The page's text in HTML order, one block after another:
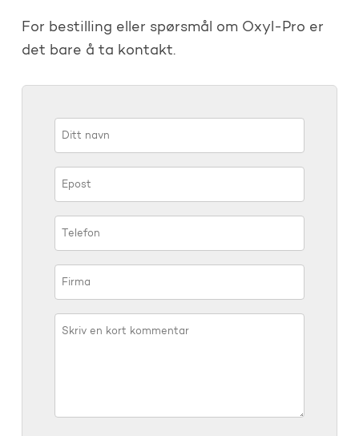
For bestilling eller spørsmål om Oxyl-Pro er
det bare å ta kontakt.